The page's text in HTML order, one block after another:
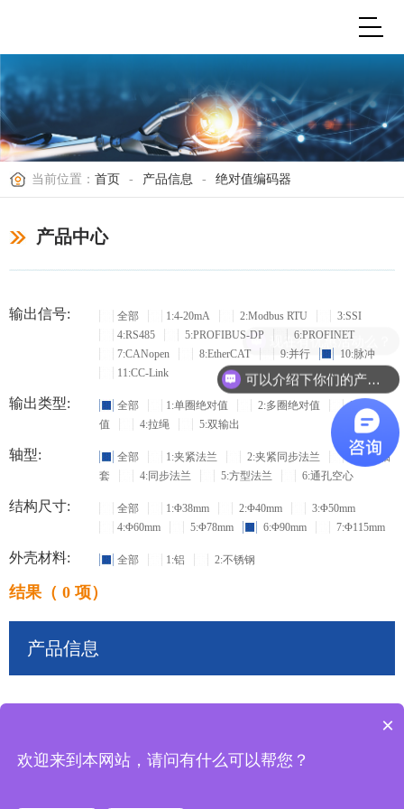
当前位置： 首页 - 产品信息 - 绝对值编码器
产品中心
输出信号: 全部 1:4-20mA 2:Modbus RTU
3:SSI
4:RS485
5:PROFIBUS-DP
6:PROFINET
7:CANopen
8:EtherCAT 9:并行
10:脉冲
11:CC-Link
输出类型: 全部 1:单圈绝对值 2:多圈绝对值
3:增量
值
4:拉绳 5:双输出
轴型: 全部 1:夹紧法兰 2:夹紧同步法兰
3:盲孔轴
套
4:同步法兰 5:方型法兰 6:通孔空心
结构尺寸: 全部 1:Φ38mm 2:Φ40mm
3:Φ50mm
4:Φ60mm
5:Φ78mm 6:Φ90mm 7:Φ115mm
外壳材料: 全部 1:铝 2:不锈钢
结果（ 0 项）
产品信息
可以介绍下你们的产品么？
现在有优惠活动么？
×
欢迎来到本网站，请问有什么可以帮您？